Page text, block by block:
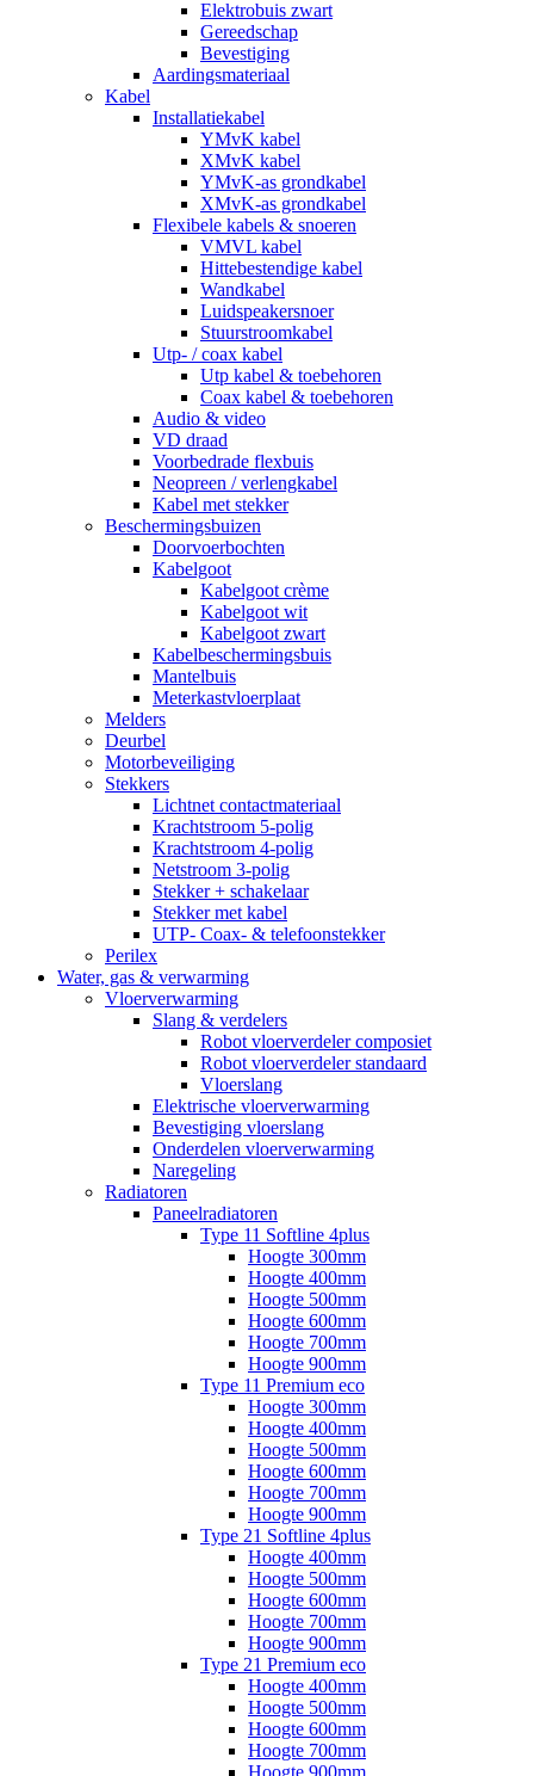
Elektrobuis zwart
Gereedschap
Bevestiging
Aardingsmateriaal
Kabel
Installatiekabel
YMvK kabel
XMvK kabel
YMvK-as grondkabel
XMvK-as grondkabel
Flexibele kabels & snoeren
VMVL kabel
Hittebestendige kabel
Wandkabel
Luidspeakersnoer
Stuurstroomkabel
Utp- / coax kabel
Utp kabel & toebehoren
Coax kabel & toebehoren
Audio & video
VD draad
Voorbedrade flexbuis
Neopreen / verlengkabel
Kabel met stekker
Beschermingsbuizen
Doorvoerbochten
Kabelgoot
Kabelgoot crème
Kabelgoot wit
Kabelgoot zwart
Kabelbeschermingsbuis
Mantelbuis
Meterkastvloerplaat
Melders
Deurbel
Motorbeveiliging
Stekkers
Lichtnet contactmateriaal
Krachtstroom 5-polig
Krachtstroom 4-polig
Netstroom 3-polig
Stekker + schakelaar
Stekker met kabel
UTP- Coax- & telefoonstekker
Perilex
Water, gas & verwarming
Vloerverwarming
Slang & verdelers
Robot vloerverdeler composiet
Robot vloerverdeler standaard
Vloerslang
Elektrische vloerverwarming
Bevestiging vloerslang
Onderdelen vloerverwarming
Naregeling
Radiatoren
Paneelradiatoren
Type 11 Softline 4plus
Hoogte 300mm
Hoogte 400mm
Hoogte 500mm
Hoogte 600mm
Hoogte 700mm
Hoogte 900mm
Type 11 Premium eco
Hoogte 300mm
Hoogte 400mm
Hoogte 500mm
Hoogte 600mm
Hoogte 700mm
Hoogte 900mm
Type 21 Softline 4plus
Hoogte 400mm
Hoogte 500mm
Hoogte 600mm
Hoogte 700mm
Hoogte 900mm
Type 21 Premium eco
Hoogte 400mm
Hoogte 500mm
Hoogte 600mm
Hoogte 700mm
Hoogte 900mm